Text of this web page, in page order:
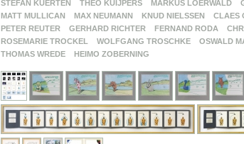
STEFAN KUERTEN
THEO KUIJPERS MARKUS LOERWALD
MATT MULLICAN
MAX NEUMANN KNUD NIELSSEN CLAES
PETER REUTER
GERHARD RICHTER FERNAND RODA
ROSEMARIE TROCKEL
WOLFGANG TROSCHKE OSWALD
THOMAS WREDE
HEIMO ZOBERNING